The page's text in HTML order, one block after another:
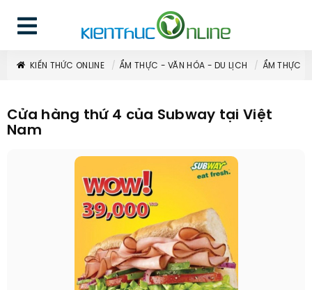
KIẾN THỨC ONLINE ẨM THỰC - VĂN HÓA - DU LỊCH ẨM THỰC
Cửa hàng thứ 4 của Subway tại Việt
Nam